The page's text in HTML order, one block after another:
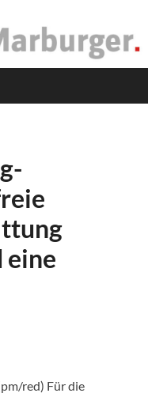
eine
red) Für die